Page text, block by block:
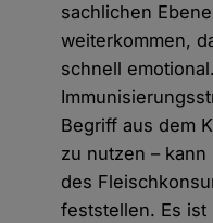
sachlichen
weiterkommen,
schnell
Begriff aus dem
zu nutzen –
des
feststellen. Es